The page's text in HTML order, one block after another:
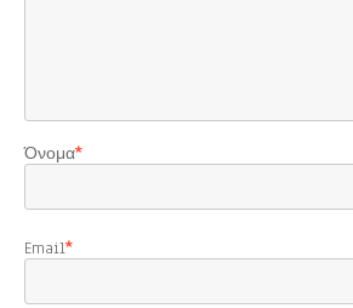
Όνομα*
Email*